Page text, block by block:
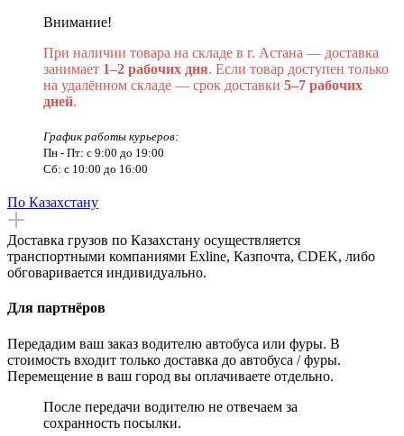
Внимание!
При наличии товара на складе в г. Астана — доставка
занимает 1–2 рабочих дня. Если товар доступен только
на удалённом складе — срок доставки 5–7 рабочих
дней.
График работы курьеров:
Пн - Пт: с 9:00 до 19:00
Сб: с 10:00 до 16:00
По Казахстану
Доставка грузов по Казахстану осуществляется
транспортными компаниями Exline, Казпочта, CDEK, либо
обговаривается индивидуально.
Для партнёров
Передадим ваш заказ водителю автобуса или фуры. В
стоимость входит только доставка до автобуса / фуры.
Перемещение в ваш город вы оплачиваете отдельно.
После передачи водителю не отвечаем за
сохранность посылки.